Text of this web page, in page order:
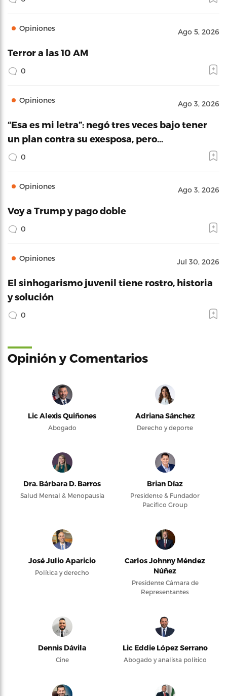
Opiniones Ago 5, 2026
Terror a las 10 AM
0
Opiniones Ago 3, 2026
“Esa es mi letra”: negó tres veces bajo tener
un plan contra su exesposa, pero…
0
Opiniones Ago 3, 2026
Voy a Trump y pago doble
0
Opiniones Jul 30, 2026
El sinhogarismo juvenil tiene rostro, historia
y solución
0
Opinión y Comentarios
Lic Alexis Quiñones
Abogado
Adriana Sánchez
Derecho y deporte
Dra. Bárbara D. Barros
Salud Mental & Menopausia
Brian Díaz
Presidente & Fundador
Pacifico Group
José Julio Aparicio
Política y derecho
Carlos Johnny Méndez
Núñez
Presidente Cámara de
Representantes
Dennis Dávila
Cine
Lic Eddie López Serrano
Abogado y analista político